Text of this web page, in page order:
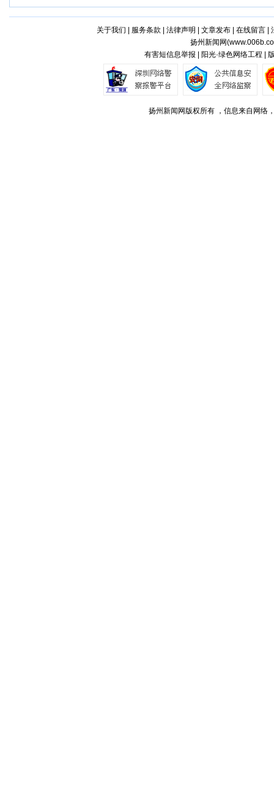
关于我们 服务条款 法律声明 文章发布| 在线留言|
扬州新闻网(
有害短信息举报 | 阳光·绿色网络工程 |
扬州新闻网版权所有 ，信息来自网络